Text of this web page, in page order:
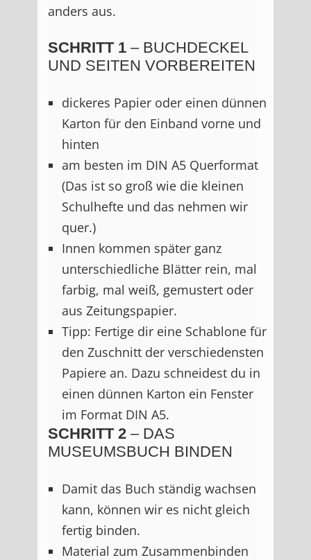
anders aus.
SCHRITT 1 – BUCHDECKEL
UND SEITEN VORBEREITEN
dickeres Papier oder einen dünnen
Karton für den Einband vorne und
hinten
am besten im DIN A5 Querformat
(Das ist so groß wie die kleinen
Schulhefte und das nehmen wir
quer.)
Innen kommen später ganz
unterschiedliche Blätter rein, mal
farbig, mal weiß, gemustert oder
aus Zeitungspapier.
Tipp: Fertige dir eine Schablone für
den Zuschnitt der verschiedensten
Papiere an. Dazu schneidest du in
einen dünnen Karton ein Fenster
im Format DIN A5.
SCHRITT 2 – DAS
MUSEUMSBUCH BINDEN
Damit das Buch ständig wachsen
kann, können wir es nicht gleich
fertig binden.
Material zum Zusammenbinden